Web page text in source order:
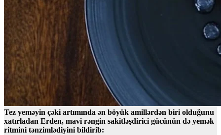
Tez yeməyin çəki artımında ən böyük amillərdən biri olduğunu
xatırladan Erden, mavi rəngin sakitləşdirici gücünün də yemək
ritmini tənzimlədiyini bildirib: